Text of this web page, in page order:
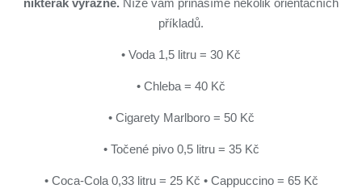
příkladů.
• Voda 1,5 litru = 30 Kč
• Chleba = 40 Kč
• Cigarety Marlboro = 50 Kč
• Točené pivo 0,5 litru = 35 Kč
• Coca-Cola 0,33 litru = 25 Kč • Cappuccino = 65 Kč